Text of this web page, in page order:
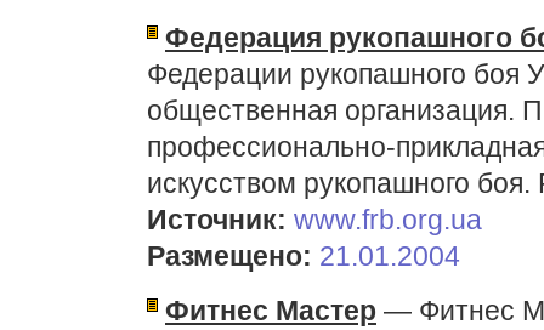
Федерация рукопашного
Федерации рукопашного боя
общественная организация.
профессионально-
искусством рукопашного боя.
Источник: www.frb.org.ua
Размещено: 21.01.2004
Фитнес Мастер — Фитнес